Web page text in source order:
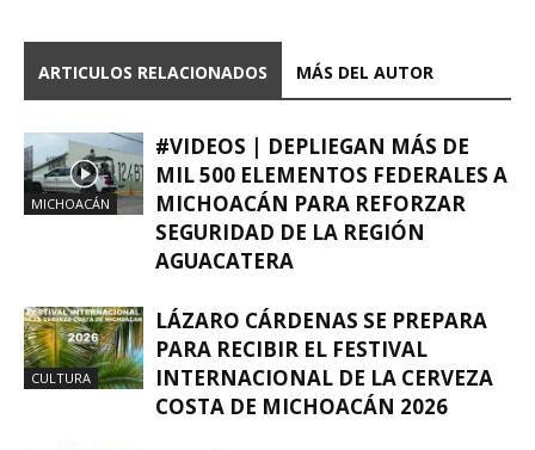
ARTICULOS RELACIONADOS MÁS DEL AUTOR
MICHOACÁN
#VIDEOS | DEPLIEGAN MÁS DE
MIL 500 ELEMENTOS FEDERALES A
MICHOACÁN PARA REFORZAR
SEGURIDAD DE LA REGIÓN
AGUACATERA
CULTURA
LÁZARO CÁRDENAS SE PREPARA
PARA RECIBIR EL FESTIVAL
INTERNACIONAL DE LA CERVEZA
COSTA DE MICHOACÁN 2026